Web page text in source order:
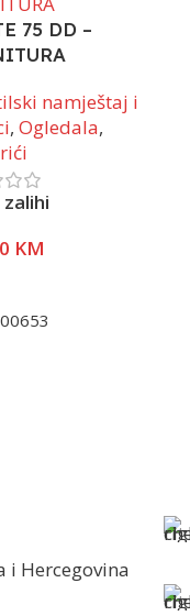
75 DD –
namještaj i
, Ogledala,
zalihi
KM
i Hercegovina